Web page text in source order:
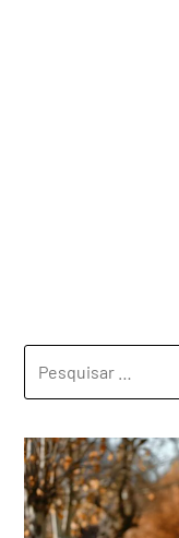
POR: